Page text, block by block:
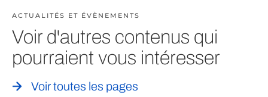
ACTUALITÉS ET ÉVÈNEMENTS
Voir d'autres contenus qui
pourraient vous intéresser
Voir toutes les pages